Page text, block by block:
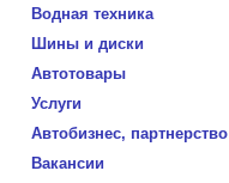
Водная техника
Шины и диски
Автотовары
Услуги
Автобизнес, партнерство
Вакансии